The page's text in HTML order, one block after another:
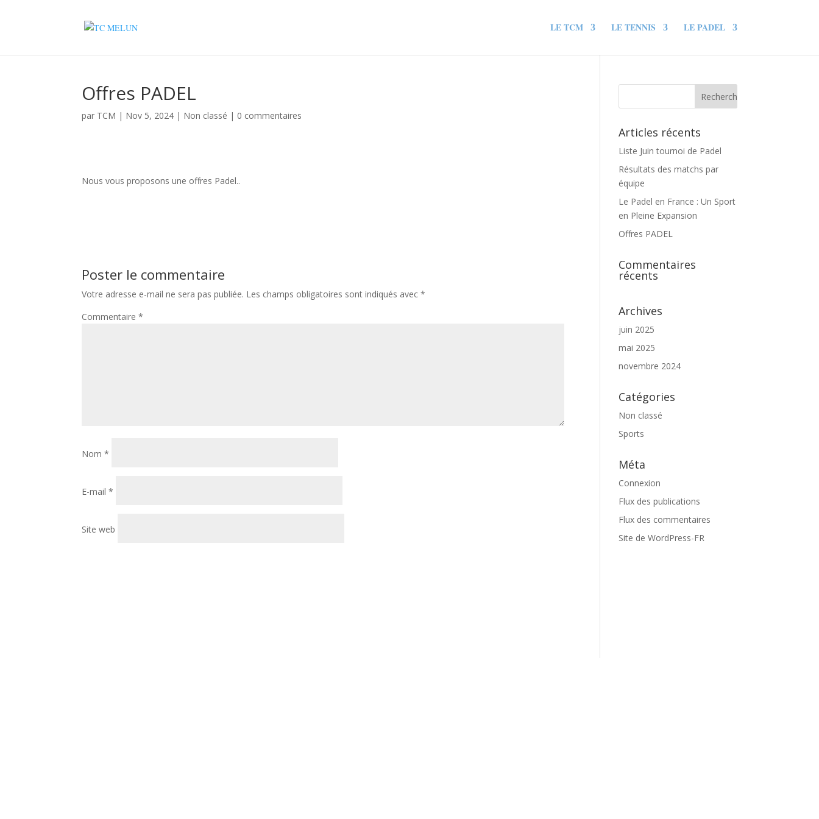
LE TCM LE TENNIS LE PADEL
Offres PADEL
par TCM | Nov 5, 2024 | Non classé | 0 commentaires
Nous vous proposons une offres Padel..
Poster le commentaire
Votre adresse e-mail ne sera pas publiée. Les champs obligatoires sont indiqués avec*
Commentaire*
Nom*
E-mail*
Site web
Articles récents
Liste Juin tournoi de Padel
Résultats des matchs par
équipe
Le Padel en France : Un Sport
en Pleine Expansion
Offres PADEL
Commentaires
récents
Archives
juin 2025
mai 2025
novembre 2024
Catégories
Non classé
Sports
Méta
Connexion
Flux des publications
Flux des commentaires
Site de WordPress-FR